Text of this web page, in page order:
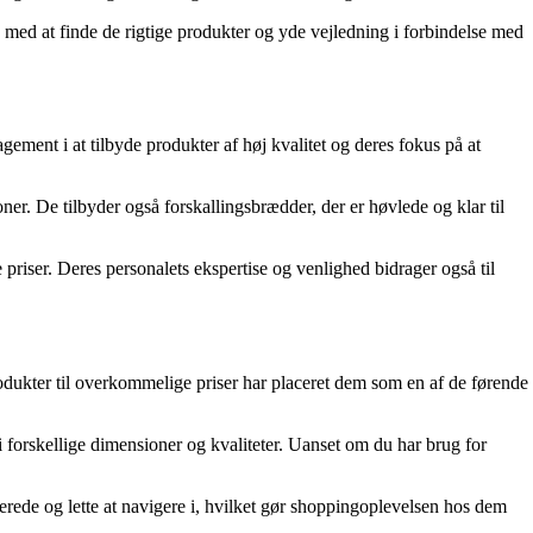
at finde de rigtige produkter og yde vejledning i forbindelse med
i at tilbyde produkter af høj kvalitet og deres fokus på at
De tilbyder også forskallingsbrædder, der er høvlede og klar til
Deres personalets ekspertise og venlighed bidrager også til
til overkommelige priser har placeret dem som en af de førende
dimensioner og kvaliteter. Uanset om du har brug for
og lette at navigere i, hvilket gør shoppingoplevelsen hos dem